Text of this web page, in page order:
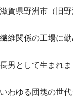
滋賀県野洲市（旧野
繊維関係の工場に
長男として生まれま
いわゆる団塊の世